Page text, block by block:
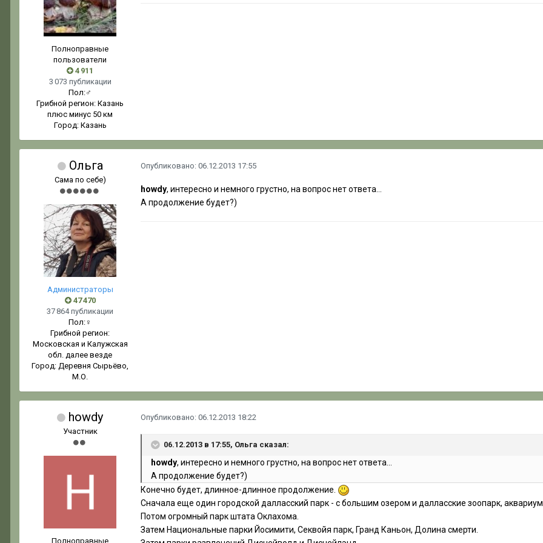
Полноправные
пользователи
4 911
3 073 публикации
Пол:♂
Грибной регион: Казань
плюс минус 50 км
Город: Казань
Ольга
Сама по себе)
Администраторы
47 470
37 864 публикации
Пол: ♀
Грибной регион:
Московская и Калужская
обл. далее везде
Город: Деревня Сырьёво,
М.О.
Опубликовано: 06.12.2013 17:55
howdy, интересно и немного грустно, на вопрос нет ответа...
А продолжение будет?)
howdy
Участник
Полноправные
Опубликовано: 06.12.2013 18:22
06.12.2013 в 17:55, Ольга сказал:
howdy, интересно и немного грустно, на вопрос нет ответа...
А продолжение будет?)
Конечно будет, длинное-длинное продолжение.
Сначала еще один городской далласский парк - с большим озером и далласские зоопарк,
Потом огромный парк штата Оклахома.
Затем Национальные парки Йосимити, Секвойя парк, Гранд Каньон, Долина смерти.